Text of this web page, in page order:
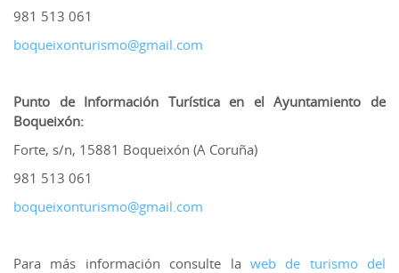
981 513 061
boqueixonturismo@gmail.com
Punto de Información Turística en el Ayuntamiento de
Boqueixón:
Forte, s/n, 15881 Boqueixón (A Coruña)
981 513 061
boqueixonturismo@gmail.com
Para más información consulte la web de turismo del